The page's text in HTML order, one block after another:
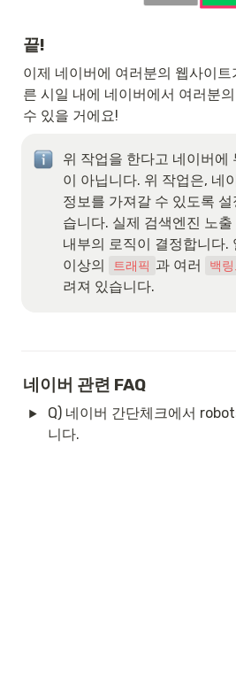
끝!
이제 네이버에 여러분의 웹사이
른 시일 내에 네이버에서 여러분
수 있을 거에요!
위 작업을 한다고 네이버에
이 아닙니다. 위 작업은, 네
정보를 가져갈 수 있도록
습니다. 실제 검색엔진 노
내부의 로직이 결정합니다.
이상의
트래픽 과 여러 백링
려져 있습니다.
네이버 관련 FAQ
Q) 네이버 간단체크에서
니다.